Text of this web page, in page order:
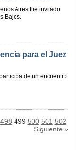
Aires fue invitado
Bajos.
para el Juez
de un encuentro
498 499 500 501 502
Siguiente »